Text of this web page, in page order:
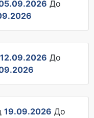
До
12.09.2026 До
19.09.2026 До